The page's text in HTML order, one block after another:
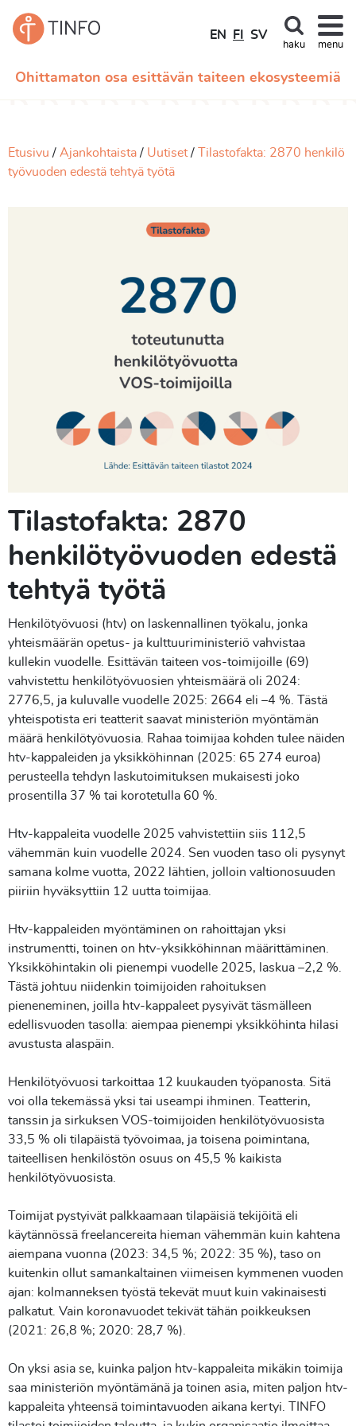
Ohittamaton osa esittävän taiteen ekosysteemiä
EN FI SV
haku menu
Etusivu Ajankohtaista Uutiset
Tilastofakta: 2870 henkilö
työvuoden edestä tehtyä työtä
Tilastofakta: 2870
henkilötyövuoden edestä
tehtyä työtä
Henkilötyövuosi (htv) on laskennallinen työkalu, jonka
yhteismäärän opetus- ja kulttuuriministeriö vahvistaa
kullekin vuodelle. Esittävän taiteen vos-toimijoille (69)
vahvistettu henkilötyövuosien yhteismäärä oli 2024:
2776,5, ja kuluvalle vuodelle 2025: 2664 eli –4 %. Tästä
yhteispotista eri teatterit saavat ministeriön myöntämän
määrä henkilötyövuosia. Rahaa toimijaa kohden tulee näiden
htv-kappaleiden ja yksikköhinnan (2025: 65 274 euroa)
perusteella tehdyn laskutoimituksen mukaisesti joko
prosentilla 37 % tai korotetulla 60 %.
Htv-kappaleita vuodelle 2025 vahvistettiin siis 112,5
vähemmän kuin vuodelle 2024. Sen vuoden taso oli pysynyt
samana kolme vuotta, 2022 lähtien, jolloin valtionosuuden
piiriin hyväksyttiin 12 uutta toimijaa.
Htv-kappaleiden myöntäminen on rahoittajan yksi
instrumentti, toinen on htv-yksikköhinnan määrittäminen.
Yksikköhintakin oli pienempi vuodelle 2025, laskua –2,2 %.
Tästä johtuu niidenkin toimijoiden rahoituksen
pieneneminen, joilla htv-kappaleet pysyivät täsmälleen
edellisvuoden tasolla: aiempaa pienempi yksikköhinta hilasi
avustusta alaspäin.
Henkilötyövuosi tarkoittaa 12 kuukauden työpanosta. Sitä
voi olla tekemässä yksi tai useampi ihminen. Teatterin,
tanssin ja sirkuksen VOS-toimijoiden henkilötyövuosista
33,5 % oli tilapäistä työvoimaa, ja toisena poimintana,
taiteellisen henkilöstön osuus on 45,5 % kaikista
henkilötyövuosista.
Toimijat pystyivät palkkaamaan tilapäisiä tekijöitä eli
käytännössä freelancereita hieman vähemmän kuin kahtena
aiempana vuonna (2023: 34,5 %; 2022: 35 %), taso on
kuitenkin ollut samankaltainen viimeisen kymmenen vuoden
ajan: kolmanneksen työstä tekevät muut kuin vakinaisesti
palkatut. Vain koronavuodet tekivät tähän poikkeuksen
(2021: 26,8 %; 2020: 28,7 %).
On yksi asia se, kuinka paljon htv-kappaleita mikäkin toimija
saa ministeriön myöntämänä ja toinen asia, miten paljon htv-
kappaleita yhteensä toimintavuoden aikana kertyi. TINFO